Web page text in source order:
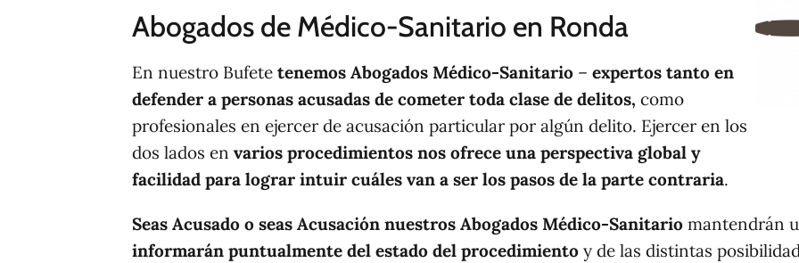
Abogados de Médico-Sanitario en Ronda
En nuestro Bufete tenemos Abogados Médico-Sanitario – expertos tanto en
defender a personas acusadas de cometer toda clase de delitos, como
profesionales en ejercer de acusación particular por algún delito. Ejercer en los
dos lados en varios procedimientos nos ofrece una perspectiva global y
facilidad para lograr intuir cuáles van a ser los pasos de la parte contraria.
Seas Acusado o seas Acusación nuestros Abogados Médico-Sanitario mantendrán
informarán puntualmente del estado del procedimiento y de las distintas